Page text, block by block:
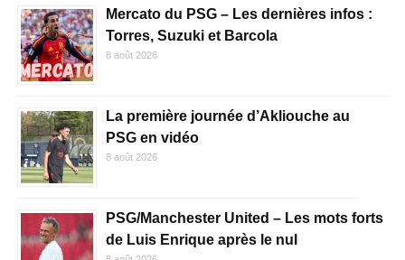
Mercato du PSG – Les dernières infos :
Torres, Suzuki et Barcola
8 août 2026
La première journée d’Akliouche au
PSG en vidéo
8 août 2026
PSG/Manchester United – Les mots forts
de Luis Enrique après le nul